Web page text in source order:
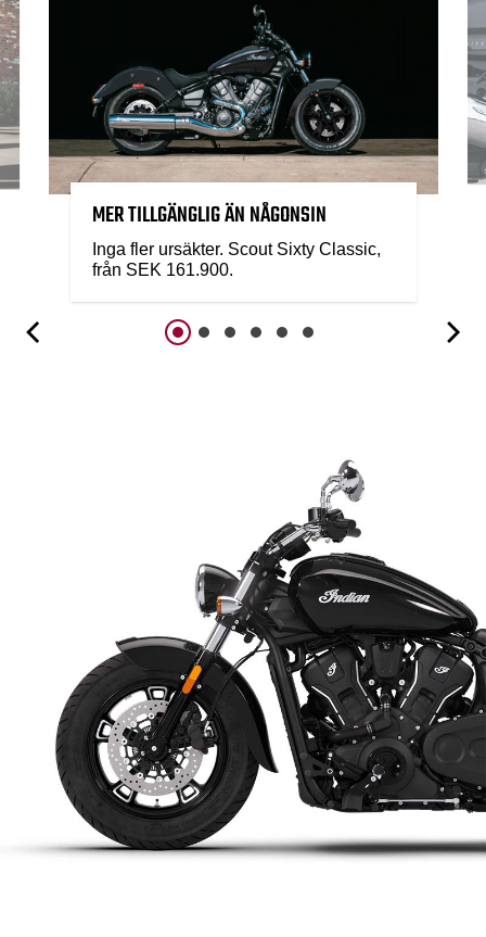
MER TILLGÄNGLIG ÄN NÅGONSIN
Inga fler ursäkter. Scout Sixty Classic,
från SEK 161.900.